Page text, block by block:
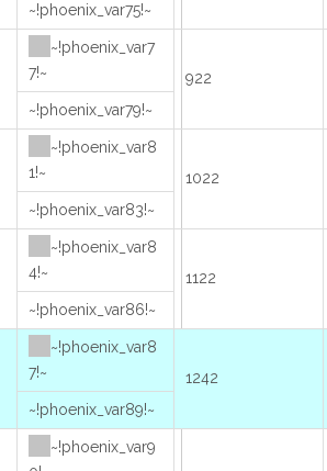
~!phoenix_var75!~
~!phoenix_var7
7!~
922
~!phoenix_var79!~
~!phoenix_var8
1!~
1022
~!phoenix_var83!~
~!phoenix_var8
4!~
1122
~!phoenix_var86!~
~!phoenix_var8
7!~
1242
~!phoenix_var89!~
~!phoenix_var9